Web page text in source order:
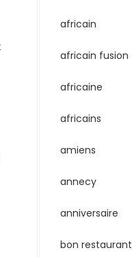
africain
africain fusion
africaine
africains
amiens
annecy
anniversaire
bon restaurant